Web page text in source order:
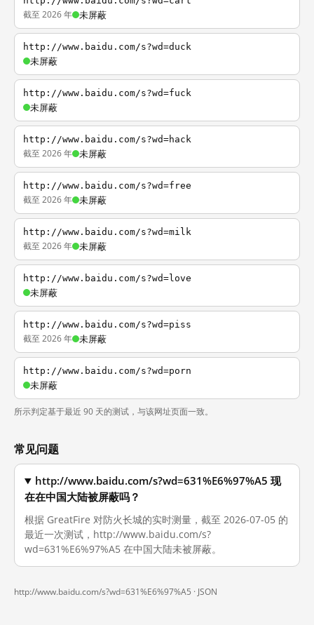
截至 2026 年 未屏蔽
http://www.baidu.com/s?wd=duck
未屏蔽
http://www.baidu.com/s?wd=fuck
未屏蔽
http://www.baidu.com/s?wd=hack
截至 2026 年 未屏蔽
http://www.baidu.com/s?wd=free
截至 2026 年 未屏蔽
http://www.baidu.com/s?wd=milk
截至 2026 年 未屏蔽
http://www.baidu.com/s?wd=love
未屏蔽
http://www.baidu.com/s?wd=piss
截至 2026 年 未屏蔽
http://www.baidu.com/s?wd=porn
未屏蔽
所示判定基于最近 90 天的测试，与该网址页面一致。
常见问题
http://www.baidu.com/s?wd=631%E6%97%A5 现
在在中国大陆被屏蔽吗？
根据 GreatFire 对防火长城的实时测量，截至 2026-07-05 的
最近一次测试，http://www.baidu.com/s?
wd=631%E6%97%A5 在中国大陆未被屏蔽。
http://www.baidu.com/s?wd=631%E6%97%A5 · JSON